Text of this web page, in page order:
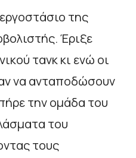
της
Έριξε
τανκ κι ενώ οι
να ανταποδώσουν
την οµάδα του
του
τους